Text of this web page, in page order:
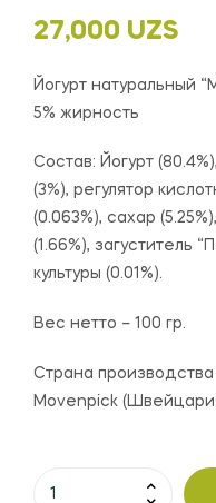
27,000 UZS
Йогурт натуральный
5% жирность
Состав: Йогурт
(3%), регулятор
(0.063%), сахар
(1.66%), загуститель
культуры (0.01%).
Вес нетто – 100 гр.
Страна
Movenpick